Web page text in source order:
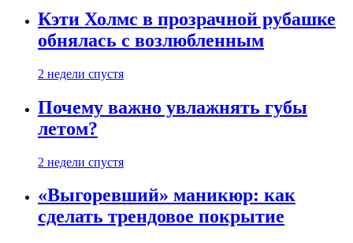
Кэти Холмс в прозрачной рубашке
обнялась с возлюбленным
2 недели спустя
Почему важно увлажнять губы
летом?
2 недели спустя
«Выгоревший» маникюр: как
сделать трендовое покрытие